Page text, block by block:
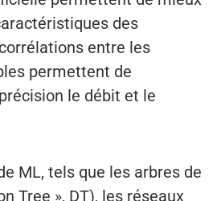
des
entre les
permettent de
le débit et le
ML, tels que les arbres de
Tree », DT), les réseaux